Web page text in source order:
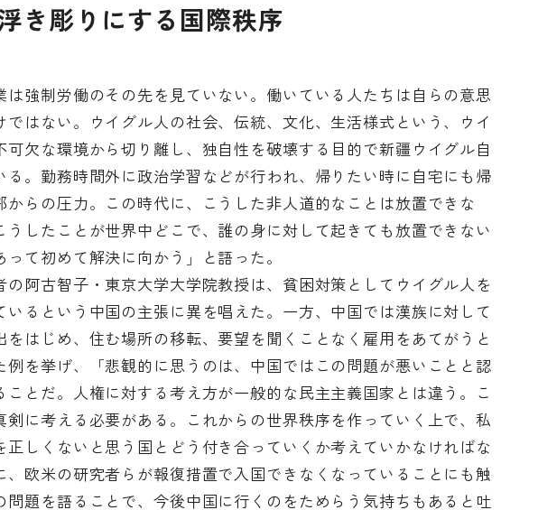
き彫りにする国際秩序
は強制労働のその先を見ていない。働いている人たちは自らの意思
ではない。ウイグル人の社会、伝統、文化、生活様式という、ウイ
可欠な環境から切り離し、独自性を破壊する目的で新疆ウイグル自
る。勤務時間外に政治学習などが行われ、帰りたい時に自宅にも帰
らの圧力。この時代に、こうした非人道的なことは放置できな
うしたことが世界中どこで、誰の身に対して起きても放置できない
て初めて解決に向かう」と語った。
阿古智子・東京大学大学院教授は、貧困対策としてウイグル人を
るという中国の主張に異を唱えた。一方、中国では漢族に対して
をはじめ、住む場所の移転、要望を聞くことなく雇用をあてがうと
例を挙げ、「悲観的に思うのは、中国ではこの問題が悪いことと認
とだ。人権に対する考え方が一般的な民主主義国家とは違う。こ
剣に考える必要がある。これからの世界秩序を作っていく上で、私
しくないと思う国とどう付き合っていくか考えていかなければな
、欧米の研究者らが報復措置で入国できなくなっていることにも触
問題を語ることで、今後中国に行くのをためらう気持ちもあると吐